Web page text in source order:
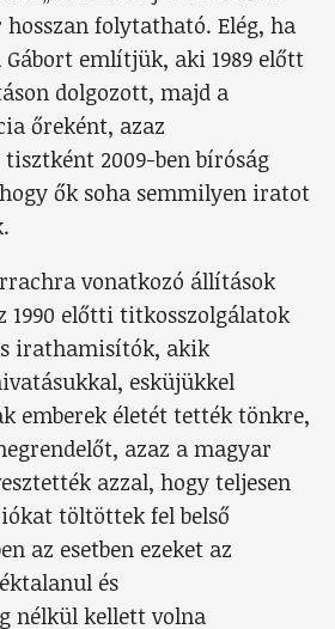
hosszan folytatható. Elég, ha
említjük, aki 1989 előtt
dolgozott, majd a
őreként, azaz
2009-ben bíróság
ők soha semmilyen iratot
vonatkozó állítások
1990 előtti titkosszolgálatok
irathamisítók, akik
esküjükkel
emberek életét tették tönkre,
azaz a magyar
azzal, hogy teljesen
töltöttek fel belső
az esetben ezeket az
és
nélkül kellett volna